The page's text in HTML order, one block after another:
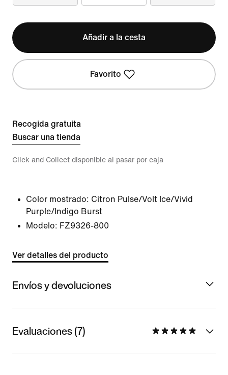
Añadir a la cesta
Favorito
Recogida gratuita
Buscar una tienda
Click and Collect disponible al pasar por caja
Color mostrado: Citron Pulse/Volt Ice/Vivid
Purple/Indigo Burst
Modelo: FZ9326-800
Ver detalles del producto
Envíos y devoluciones
Evaluaciones (7)